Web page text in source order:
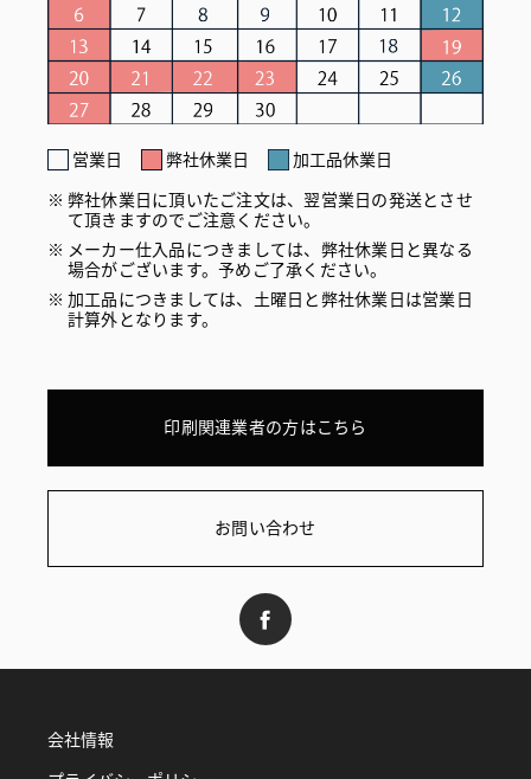
営業日 弊社休業日
加工品休業日
弊社休業日に頂いたご注文は、翌営業日の発送とさせ
て頂きますのでご注意ください。
メーカー仕入品につきましては、弊社休業日と異なる
場合がございます。予めご了承ください。
加工品につきましては、土曜日と弊社休業日は営業日
計算外となります。
印刷関連業者の方はこちら
お問い合わせ
会社情報